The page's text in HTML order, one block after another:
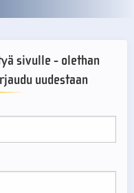
sivulle - olethan
uudestaan